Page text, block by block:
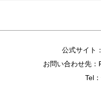
公式サイト：
お問い合わせ先：
Tel：